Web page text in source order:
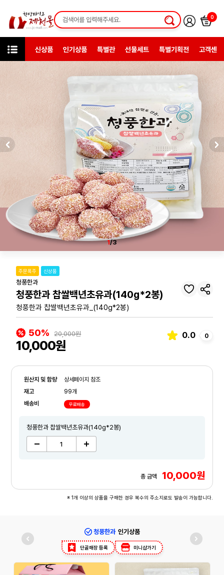
0
신상품 인기상품 특별관 선물세트 특별기획전 고객센터
전통방식 그대로, 정성으로 빚은 한과
1/3
주문폭주 신상품
청풍한과
청풍한과 찹쌀백년초유과(140g*2봉)
청풍한과 찹쌀백년초유과_(140g*2봉)
50% 20,000원
10,000원
0.0 0
원산지 및 함량
상세페이지 참조
재고
99개
배송비
무료배송
청풍한과 찹쌀백년초유과(140g*2봉)
총 금액 10,000원
※ 1개 이상의 상품을 구매한 경우 복수의 주소지로도 발송이 가능합니다.
청풍한과 인기상품
단골매장 등록 미니샵가기